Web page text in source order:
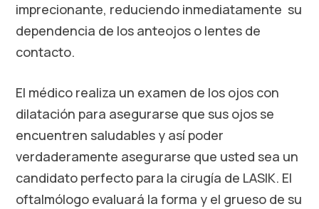
imprecionante, reduciendo inmediatamente su
dependencia de los anteojos o lentes de
contacto.
El médico realiza un examen de los ojos con
dilatación para asegurarse que sus ojos se
encuentren saludables y así poder
verdaderamente asegurarse que usted sea un
candidato perfecto para la cirugía de LASIK. El
oftalmólogo evaluará la forma y el grueso de su